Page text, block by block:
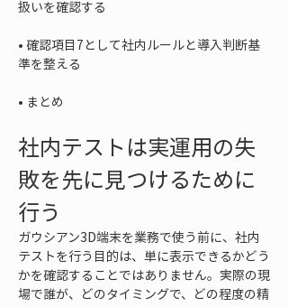
• 確認項目7として社内ルールと導入判断基
• まとめ
社内テストは実運用の失
敗を先に見つけるために
行う
ガウシアン3D端末を業務で使う前に、社内
テストを行う目的は、単に表示できるかどう
かを確認することではありません。実際の現
場で誰が、どのタイミングで、どの程度の精